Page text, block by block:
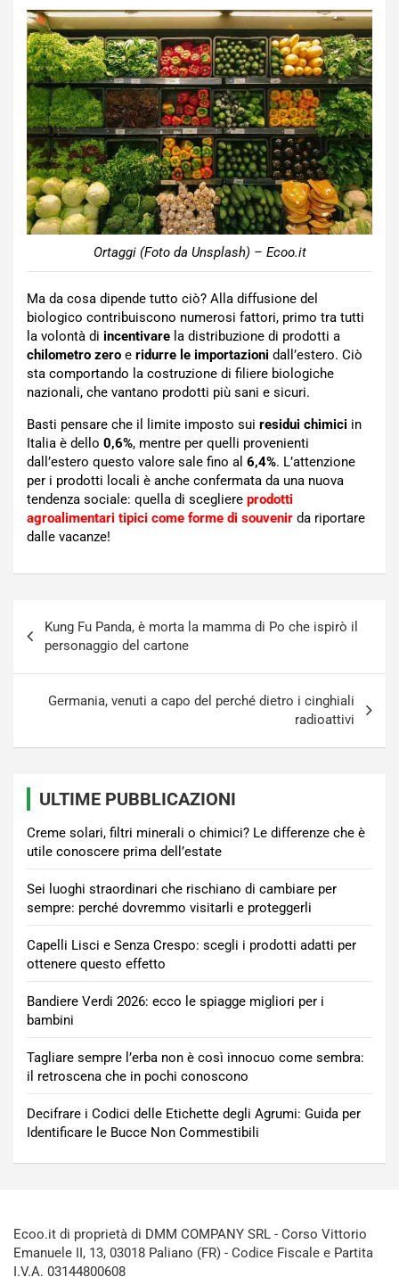
Ortaggi (Foto da Unsplash) – Ecoo.it
Ma da cosa dipende tutto ciò? Alla diffusione del
biologico contribuiscono numerosi fattori, primo tra tutti
la volontà di incentivare la distribuzione di prodotti a
chilometro zero e ridurre le importazioni dall’estero. Ciò
sta comportando la costruzione di filiere biologiche
nazionali, che vantano prodotti più sani e sicuri.
Basti pensare che il limite imposto sui residui chimici in
Italia è dello 0,6%, mentre per quelli provenienti
dall’estero questo valore sale fino al 6,4%. L’attenzione
per i prodotti locali è anche confermata da una nuova
tendenza sociale: quella di scegliere prodotti
agroalimentari tipici come forme di souvenir da riportare
dalle vacanze!
articoli
Kung Fu Panda, è morta la mamma di Po che ispirò il
personaggio del cartone
Germania, venuti a capo del perché dietro i cinghiali
radioattivi
ULTIME PUBBLICAZIONI
Creme solari, filtri minerali o chimici? Le differenze che è
utile conoscere prima dell’estate
Sei luoghi straordinari che rischiano di cambiare per
sempre: perché dovremmo visitarli e proteggerli
Capelli Lisci e Senza Crespo: scegli i prodotti adatti per
ottenere questo effetto
Bandiere Verdi 2026: ecco le spiagge migliori per i
bambini
Tagliare sempre l’erba non è così innocuo come sembra:
il retroscena che in pochi conoscono
Decifrare i Codici delle Etichette degli Agrumi: Guida per
Identificare le Bucce Non Commestibili
Ecoo.it di proprietà di DMM COMPANY SRL - Corso Vittorio
Emanuele II, 13, 03018 Paliano (FR) - Codice Fiscale e Partita
I.V.A. 03144800608